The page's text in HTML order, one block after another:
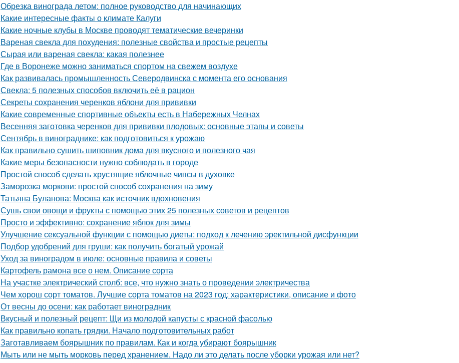
Обрезка винограда летом: полное руководство для начинающих
Какие интересные факты о климате Калуги
Какие ночные клубы в Москве проводят тематические вечеринки
Вареная свекла для похудения: полезные свойства и простые рецепты
Сырая или вареная свекла: какая полезнее
Где в Воронеже можно заниматься спортом на свежем воздухе
Как развивалась промышленность Северодвинска с момента его основания
Свекла: 5 полезных способов включить её в рацион
Секреты сохранения черенков яблони для прививки
Какие современные спортивные объекты есть в Набережных Челнах
Весенняя заготовка черенков для прививки плодовых: основные этапы и советы
Сентябрь в винограднике: как подготовиться к урожаю
Как правильно сушить шиповник дома для вкусного и полезного чая
Какие меры безопасности нужно соблюдать в городе
Простой способ сделать хрустящие яблочные чипсы в духовке
Заморозка моркови: простой способ сохранения на зиму
Татьяна Буланова: Москва как источник вдохновения
Сушь свои овощи и фрукты с помощью этих 25 полезных советов и рецептов
Просто и эффективно: сохранение яблок для зимы
Улучшение сексуальной функции с помощью диеты: подход к лечению эректильной дисфункции
Подбор удобрений для груши: как получить богатый урожай
Уход за виноградом в июле: основные правила и советы
Картофель рамона все о нем. Описание сорта
На участке электрический столб: все, что нужно знать о проведении электричества
Чем хорош сорт томатов. Лучшие сорта томатов на 2023 год: характеристики, описание и фото
От весны до осени: как работает виноградник
Вкусный и полезный рецепт: Щи из молодой капусты с красной фасолью
Как правильно копать грядки. Начало подготовительных работ
Заготавливаем боярышник по правилам. Как и когда убирают боярышник
Мыть или не мыть морковь перед хранением. Надо ли это делать после уборки урожая или нет?